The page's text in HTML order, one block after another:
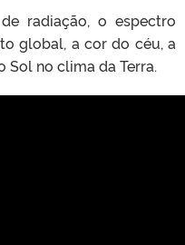
radiação, o espectro
global, a cor do céu, a
Sol no clima da Terra.